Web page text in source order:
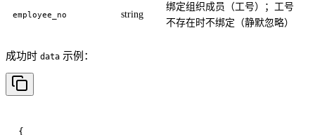
employee_no string
绑定组织成员（工号）；工号
不存在时不绑定（静默忽略）
成功时 data 示例：
{